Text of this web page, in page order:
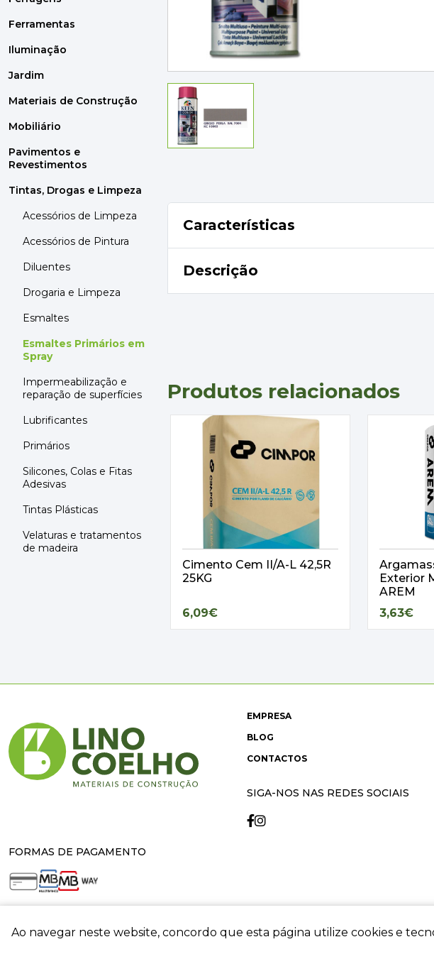
MOBILIÁRIO
PAVIMENTOS E REVESTIMENTOS
DYRUP
Ferramentas
Iluminação
Jardim
Materiais de Construção
Mobiliário
Pavimentos e
Revestimentos
Tintas, Drogas e Limpeza
Acessórios de Limpeza
Acessórios de Pintura
Diluentes
Drogaria e Limpeza
Esmaltes
Esmaltes Primários em
Spray
Impermeabilização e
reparação de superfícies
Lubrificantes
Primários
Silicones, Colas e Fitas
Adesivas
Tintas Plásticas
Velaturas e tratamentos
de madeira
Características
Descrição
Produtos relacionados
Cimento Cem II/A-L 42,5R
25KG
6,09€
Exterior
AREM
3,63€
Ao navegar neste website, concordo que esta página utilize cookies e
FORMAS DE PAGAMENTO
EMPRESA
BLOG
CONTACTOS
SIGA-NOS NAS REDES SOCIAIS
critec